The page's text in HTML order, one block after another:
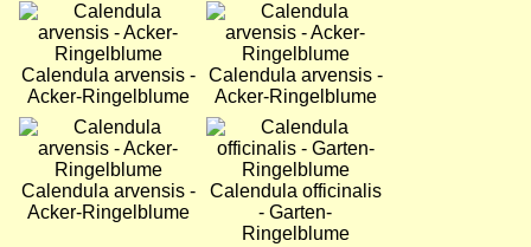
Bild
Calendula arvensis -
Acker-Ringelblume
Bild
Calendula arvensis -
Acker-Ringelblume
Bild
Calendula arvensis -
Acker-Ringelblume
Bild
Calendula officinalis
- Garten-
Ringelblume